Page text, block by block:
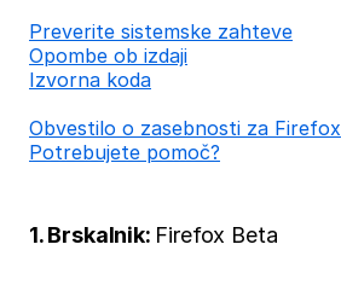
Preverite sistemske zahteve
Opombe ob izdaji
Izvorna koda
Obvestilo o zasebnosti za Firefox
Potrebujete pomoč?
1. Brskalnik: Firefox Beta